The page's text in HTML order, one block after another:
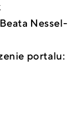
Nessel-
portalu: